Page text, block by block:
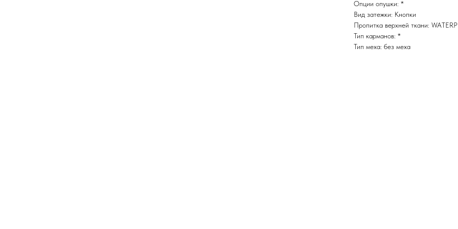
Опции опушки: *
Вид затежки: Кнопки
Пропитка верхней ткани:
Тип карманов: *
Тип меха: без меха